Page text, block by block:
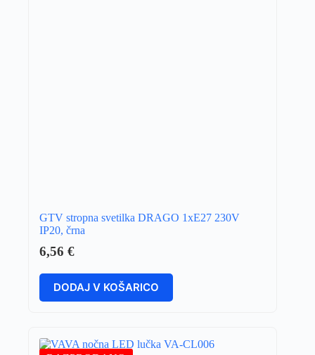
GTV stropna svetilka DRAGO 1xE27 230V
IP20, črna
6,56 €
DODAJ V KOŠARICO